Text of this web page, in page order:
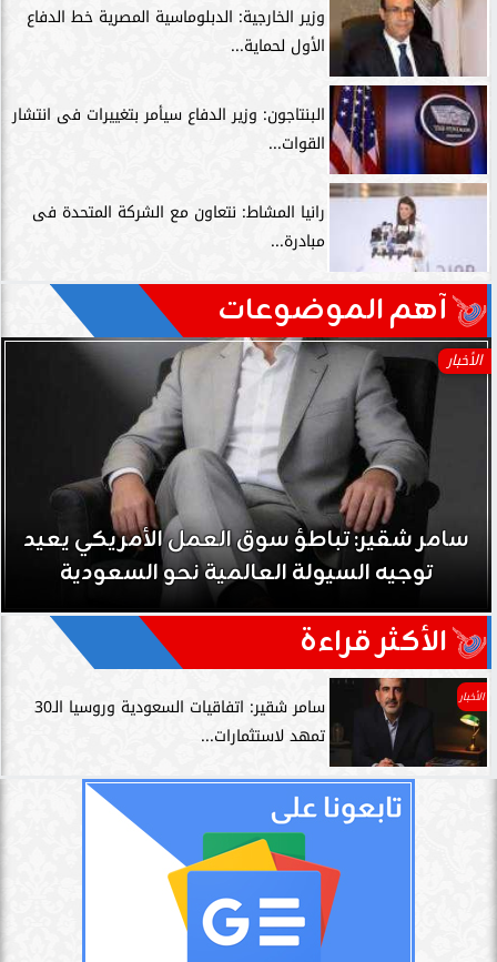
وزير الخارجية: الدبلوماسية المصرية خط الدفاع
الأول لحماية...
البنتاجون: وزير الدفاع سيأمر بتغييرات فى انتشار
القوات...
رانيا المشاط: نتعاون مع الشركة المتحدة فى
مبادرة...
آهم الموضوعات
الأخبار
سامر شقير: تباطؤ سوق العمل الأمريكي يعيد
توجيه السيولة العالمية نحو السعودية
الأكثر قراءة
الأخبار
سامر شقير: اتفاقيات السعودية وروسيا الـ30
تمهد لاستثمارات...